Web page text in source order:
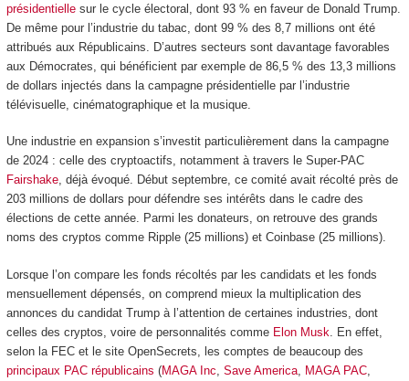
présidentiellesur le cycle électoral, dont 93 % en faveur de Donald Trump.
De même pour l’industrie du tabac, dont 99 % des 8,7 millions ont été
attribués aux Républicains. D’autres secteurs sont davantage favorables
aux Démocrates, qui bénéficient par exemple de 86,5 % des 13,3 millions
de dollars injectés dans la campagne présidentielle par l’industrie
télévisuelle, cinématographique et la musique.
Une industrie en expansion s’investit particulièrement dans la campagne
de 2024 : celle des cryptoactifs, notamment à travers le Super-PAC
Fairshake, déjà évoqué. Début septembre, ce comité avait récolté près de
203 millions de dollars pour défendre ses intérêts dans le cadre des
élections de cette année. Parmi les donateurs, on retrouve des grands
noms des cryptos comme Ripple (25 millions) et Coinbase (25 millions).
Lorsque l’on compare les fonds récoltés par les candidats et les fonds
mensuellement dépensés, on comprend mieux la multiplication des
annonces du candidat Trump à l’attention de certaines industries, dont
celles des cryptos, voire de personnalités comme Elon Musk . En effet,
selon la FEC et le site OpenSecrets, les comptes de beaucoup des
principaux PAC républicains (MAGA Inc Save America, MAGA PAC,